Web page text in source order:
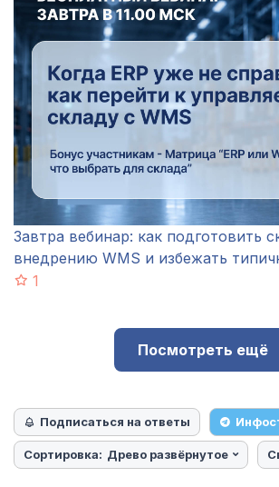
Завтра вебинар: как подготовить
внедрению WMS и избежать
1
Посмотреть ещё
Подписаться на ответы
Сортировка: Древо развёрнутое